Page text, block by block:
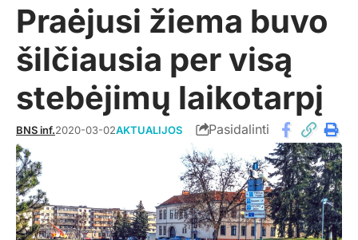
Praėjusi žiema buvo
šilčiausia per visą
stebėjimų laikotarpį
BNS inf.2020-03-02AKTUALIJOS Pasidalinti